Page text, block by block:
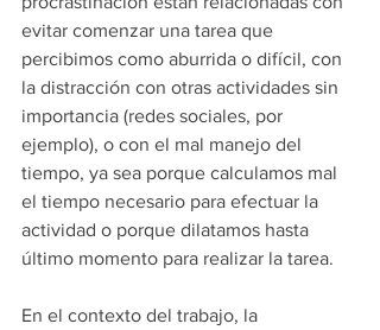
evitar comenzar una tarea que
percibimos como aburrida o difícil, con
la distracción con otras actividades sin
importancia (redes sociales, por
ejemplo), o con el mal manejo del
tiempo, ya sea porque calculamos mal
el tiempo necesario para efectuar la
actividad o porque dilatamos hasta
último momento para realizar la tarea.
En el contexto del trabajo, la